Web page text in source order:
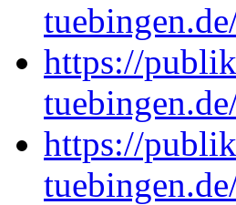
https://
https://